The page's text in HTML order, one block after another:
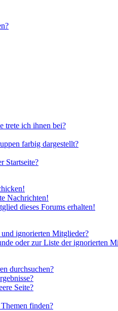
trete ich ihnen bei?
farbig dargestellt?
Startseite?
Nachrichten!
dieses Forums erhalten!
ignorierten Mitglieder?
oder zur Liste der ignorierten
durchsuchen?
Seite?
finden?